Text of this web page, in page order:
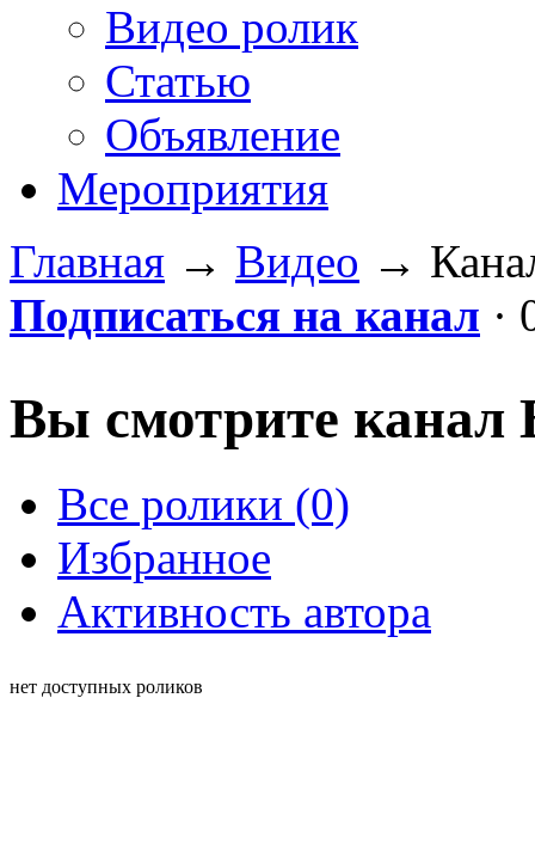
Видео ролик
Статью
Объявление
Мероприятия
Главная → Видео →
Подписаться на канал ·
Вы смотрите канал
Все ролики (0)
Избранное
Активность автора
нет доступных роликов